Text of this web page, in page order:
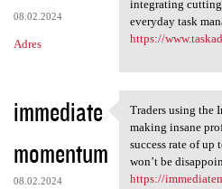
08.02.2024
Adres
integrating
everyday task
https://
immediate
momentum
08.02.2024
Traders using
Traders using the
making insane
success rate of up
won’t be
https://